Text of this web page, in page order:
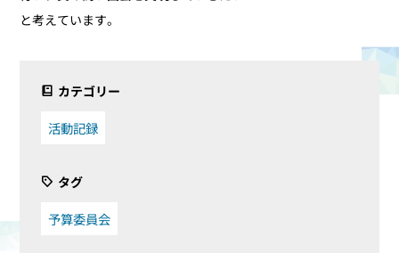
と考えています。
カテゴリー
活動記録
タグ
予算委員会